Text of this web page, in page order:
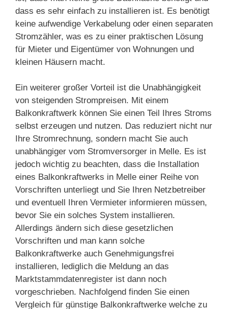
dass es sehr einfach zu installieren ist. Es benötigt
keine aufwendige Verkabelung oder einen separaten
Stromzähler, was es zu einer praktischen Lösung
für Mieter und Eigentümer von Wohnungen und
kleinen Häusern macht.
Ein weiterer großer Vorteil ist die Unabhängigkeit
von steigenden Strompreisen. Mit einem
Balkonkraftwerk können Sie einen Teil Ihres Stroms
selbst erzeugen und nutzen. Das reduziert nicht nur
Ihre Stromrechnung, sondern macht Sie auch
unabhängiger vom Stromversorger in Melle. Es ist
jedoch wichtig zu beachten, dass die Installation
eines Balkonkraftwerks in Melle einer Reihe von
Vorschriften unterliegt und Sie Ihren Netzbetreiber
und eventuell Ihren Vermieter informieren müssen,
bevor Sie ein solches System installieren.
Allerdings ändern sich diese gesetzlichen
Vorschriften und man kann solche
Balkonkraftwerke auch Genehmigungsfrei
installieren, lediglich die Meldung an das
Marktstammdatenregister ist dann noch
vorgeschrieben. Nachfolgend finden Sie einen
Vergleich für günstige Balkonkraftwerke welche zu